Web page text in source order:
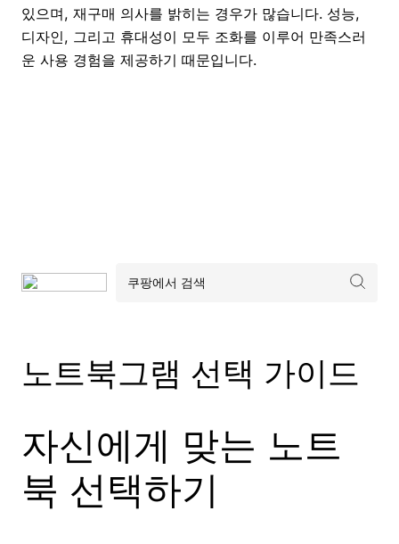
있으며, 재구매 의사를 밝히는 경우가 많습니다. 성능,
디자인, 그리고 휴대성이 모두 조화를 이루어 만족스러
운 사용 경험을 제공하기 때문입니다.
노트북그램 선택 가이드
자신에게 맞는 노트
북 선택하기